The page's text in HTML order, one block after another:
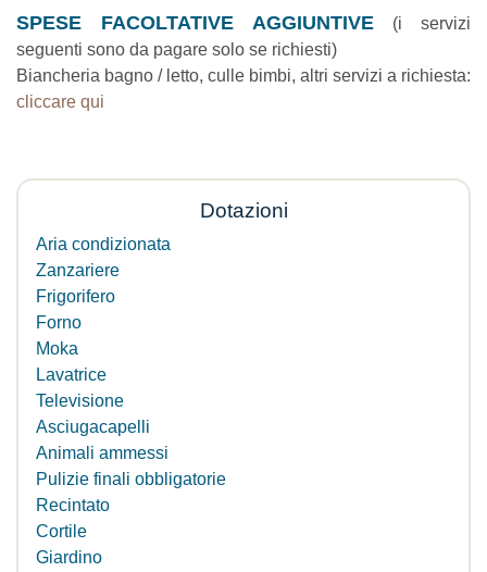
SPESE FACOLTATIVE AGGIUNTIVE (i servizi
seguenti sono da pagare solo se richiesti)
Biancheria bagno / letto, culle bimbi, altri servizi a richiesta:
cliccare qui
Dotazioni
Aria condizionata
Zanzariere
Frigorifero
Forno
Moka
Lavatrice
Televisione
Asciugacapelli
Animali ammessi
Pulizie finali obbligatorie
Recintato
Cortile
Giardino